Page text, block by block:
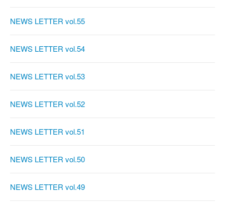
NEWS LETTER vol.55
NEWS LETTER vol.54
NEWS LETTER vol.53
NEWS LETTER vol.52
NEWS LETTER vol.51
NEWS LETTER vol.50
NEWS LETTER vol.49